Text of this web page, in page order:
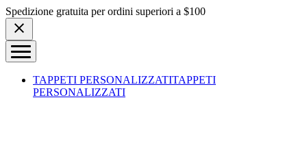
Skip to content
Spedizione gratuita per ordini superiori a $100
TAPPETI PERSONALIZZATITAPPETI
PERSONALIZZATI